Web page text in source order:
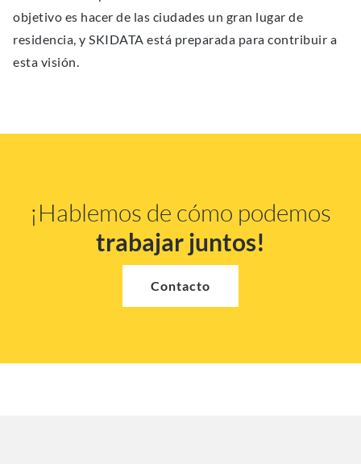
objetivo es hacer de las ciudades un gran lugar de
residencia, y SKIDATA está preparada para contribuir a
esta visión.
¡Hablemos de cómo podemos
trabajar juntos!
Contacto